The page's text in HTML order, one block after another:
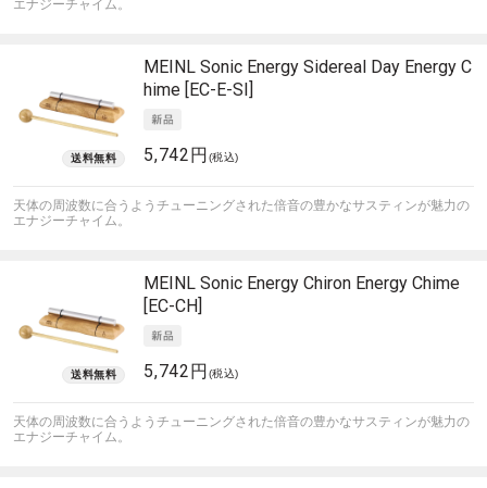
エナジーチャイム。
MEINL Sonic Energy Sidereal Day Energy C
hime [EC-E-SI]
5,742円 (税込)
天体の周波数に合うようチューニングされた倍音の豊かなサスティンが魅力の
エナジーチャイム。
MEINL Sonic Energy Chiron Energy Chime
[EC-CH]
5,742円 (税込)
天体の周波数に合うようチューニングされた倍音の豊かなサスティンが魅力の
エナジーチャイム。